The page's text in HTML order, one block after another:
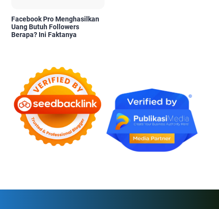
Facebook Pro Menghasilkan
Uang Butuh Followers
Berapa? Ini Faktanya